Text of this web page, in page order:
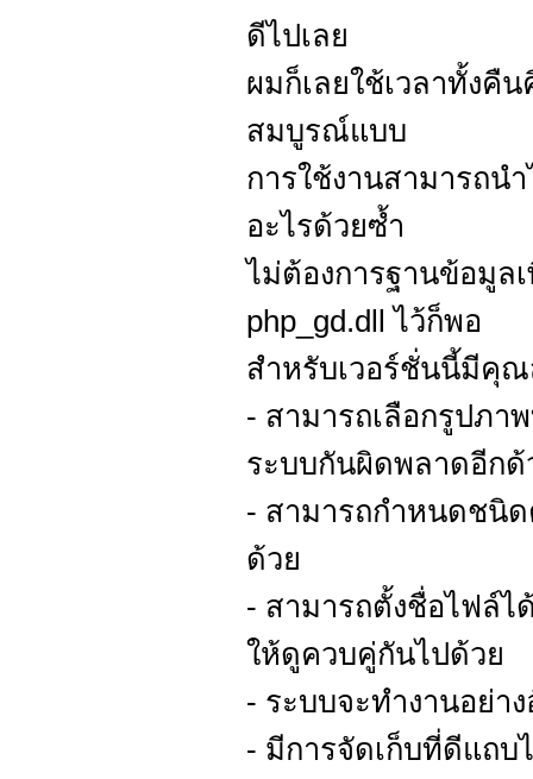
ดีไปเลย
ผมก็เลยใช้เวลาทั้งคื
สมบูรณ์แบบ
การใช้งานสามารถน
อะไรด้วยซ้ำ
ไม่ต้องการฐานข้อมูล
php_gd.dll ไว้ก็พอ
สำหรับเวอร์ชั่นนี้มีคุ
- สามารถเลือกรูปภา
ระบบกันผิดพลาดอีกด้
- สามารถกำหนดชนิ
ด้วย
- สามารถตั้งชื่อไฟล์ไ
ให้ดูควบคู่กันไปด้วย
- ระบบจะทำงานอย่า
- มีการจัดเก็บที่ดีแถบ